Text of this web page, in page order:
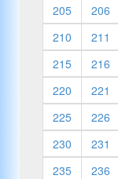
205
206
210
211
215
216
220
221
225
226
230
231
235
236